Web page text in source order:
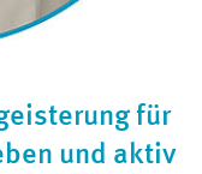
Brauerei als
und
für
und aktiv